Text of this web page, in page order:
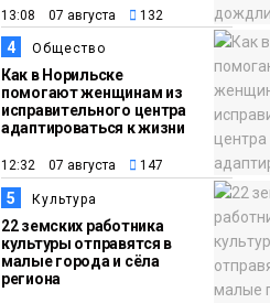
Фото
градусов
13:08 07 августа 132
4 Общество
Как в Норильске
помогают женщинам из
исправительного центра
адаптироваться к жизни
12:32 07 августа 147
5 Культура
22 земских работника
культуры отправятся в
малые города и сёла
региона